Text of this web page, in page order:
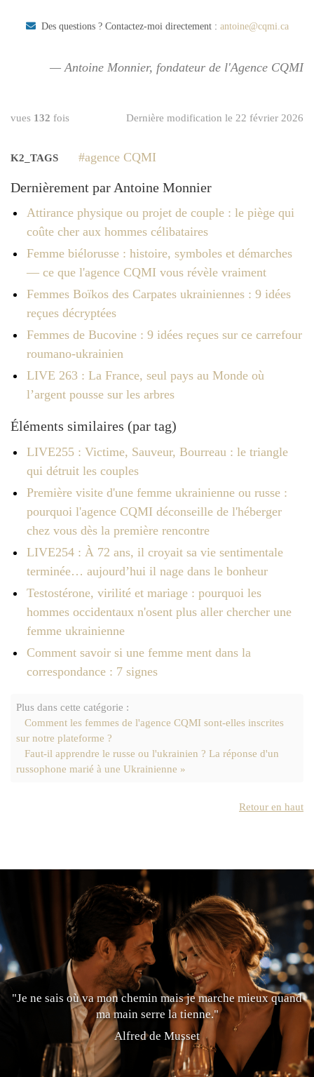
Des questions ? Contactez-moi directement : antoine@cqmi.ca
— Antoine Monnier, fondateur de l'Agence CQMI
vues 132 fois Dernière modification le 22 février 2026
K2_TAGS agence CQMI
Dernièrement par Antoine Monnier
Attirance physique ou projet de couple : le piège qui
coûte cher aux hommes célibataires
Femme biélorusse : histoire, symboles et démarches
— ce que l'agence CQMI vous révèle vraiment
Femmes Boïkos des Carpates ukrainiennes : 9 idées
reçues décryptées
Femmes de Bucovine : 9 idées reçues sur ce carrefour
roumano-ukrainien
LIVE 263 : La France, seul pays au Monde où
l’argent pousse sur les arbres
Éléments similaires (par tag)
LIVE255 : Victime, Sauveur, Bourreau : le triangle
qui détruit les couples
Première visite d'une femme ukrainienne ou russe :
pourquoi l'agence CQMI déconseille de l'héberger
chez vous dès la première rencontre
LIVE254 : À 72 ans, il croyait sa vie sentimentale
terminée… aujourd’hui il nage dans le bonheur
Testostérone, virilité et mariage : pourquoi les
hommes occidentaux n'osent plus aller chercher une
femme ukrainienne
Comment savoir si une femme ment dans la
correspondance : 7 signes
Plus dans cette catégorie :
Comment les femmes de l'agence CQMI sont-elles inscrites
sur notre plateforme ?
Faut-il apprendre le russe ou l'ukrainien ? La réponse d'un
russophone marié à une Ukrainienne »
Retour en haut
"Je ne sais où va mon chemin mais je marche mieux quand
ma main serre la tienne."
Alfred de Musset